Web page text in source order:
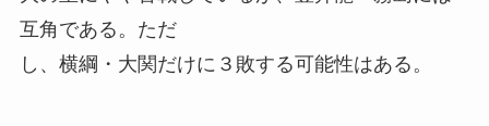
互角である。ただ
し、横綱・大関だけに３敗する可能性はある。